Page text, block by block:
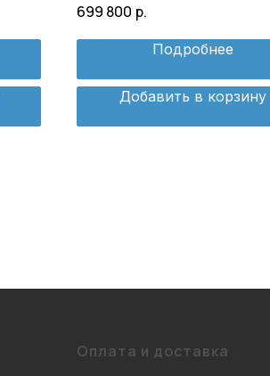
699 800 р.
Подробнее
Добавить в корзину
Оплата и доставка